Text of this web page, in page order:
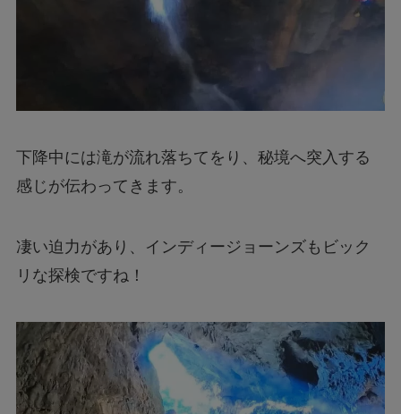
下降中には滝が流れ落ちてをり、秘境へ突入する
感じが伝わってきます。
凄い迫力があり、インディージョーンズもビック
リな探検ですね！